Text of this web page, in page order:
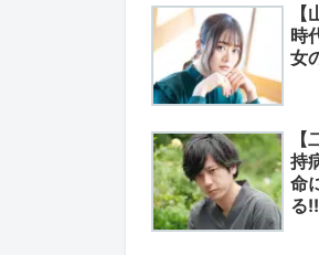
時
女
持
命
る!!